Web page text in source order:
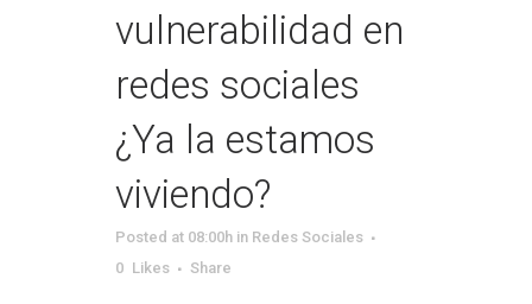
vulnerabilidad en
redes sociales
¿Ya la estamos
viviendo?
Posted at 08:00h in Redes Sociales
0 Likes Share